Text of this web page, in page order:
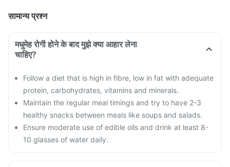
सामान्य प्रश्न
मधुमेह रोगी होने के बाद मुझे क्या आहार लेना
चाहिए?
Follow a diet that is high in fibre, low in fat with adequate
protein, carbohydrates, vitamins and minerals.
Maintain the regular meal timings and try to have 2-3
healthy snacks between meals like soups and salads.
Ensure moderate use of edible oils and drink at least 8-
10 glasses of water daily.